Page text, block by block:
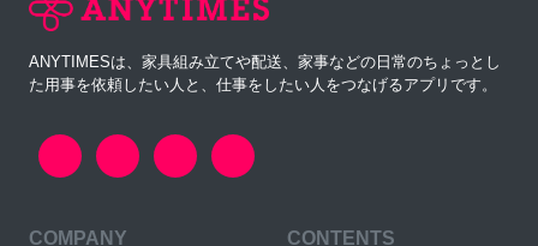
ANYTIMESは、家具組み立てや配送、家事などの日常のちょっとし
た用事を依頼したい人と、仕事をしたい人をつなげるアプリです。
COMPANY CONTENTS